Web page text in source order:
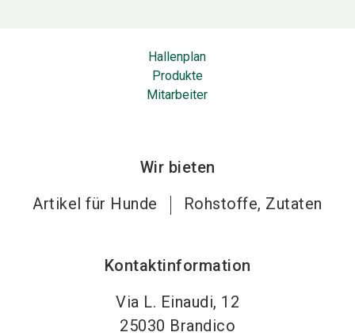
Hallenplan
Produkte
Mitarbeiter
Wir bieten
Artikel für Hunde
Rohstoffe, Zutaten
Kontaktinformation
Via L. Einaudi, 12
25030 Brandico